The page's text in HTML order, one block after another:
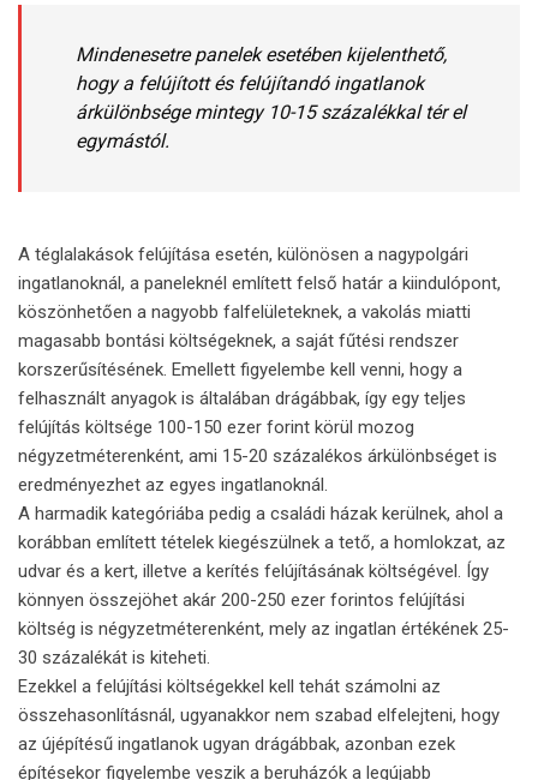
Mindenesetre panelek esetében kijelenthető,
hogy a felújított és felújítandó ingatlanok
árkülönbsége mintegy 10-15 százalékkal tér el
egymástól.
A téglalakások felújítása esetén, különösen a nagypolgári
ingatlanoknál, a paneleknél említett felső határ a kiindulópont,
köszönhetően a nagyobb falfelületeknek, a vakolás miatti
magasabb bontási költségeknek, a saját fűtési rendszer
korszerűsítésének. Emellett figyelembe kell venni, hogy a
felhasznált anyagok is általában drágábbak, így egy teljes
felújítás költsége 100-150 ezer forint körül mozog
négyzetméterenként, ami 15-20 százalékos árkülönbséget is
eredményezhet az egyes ingatlanoknál.
A harmadik kategóriába pedig a családi házak kerülnek, ahol a
korábban említett tételek kiegészülnek a tető, a homlokzat, az
udvar és a kert, illetve a kerítés felújításának költségével. Így
könnyen összejöhet akár 200-250 ezer forintos felújítási
költség is négyzetméterenként, mely az ingatlan értékének 25-
30 százalékát is kiteheti.
Ezekkel a felújítási költségekkel kell tehát számolni az
összehasonlításnál, ugyanakkor nem szabad elfelejteni, hogy
az újépítésű ingatlanok ugyan drágábbak, azonban ezek
építésekor figyelembe veszik a beruházók a legújabb